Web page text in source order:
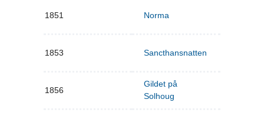
1851 Norma
1853 Sancthansnatten
1856
Gildet på
Solhoug